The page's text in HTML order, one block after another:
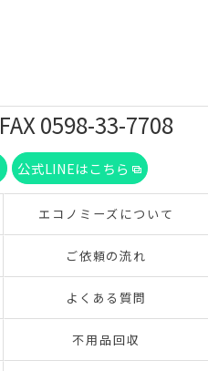
FAX 0598-33-7708
公式LINEはこちら
エコノミーズについて
ご依頼の流れ
よくある質問
不用品回収